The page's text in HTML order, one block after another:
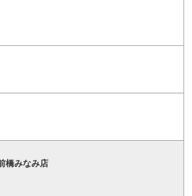
橋みなみ店